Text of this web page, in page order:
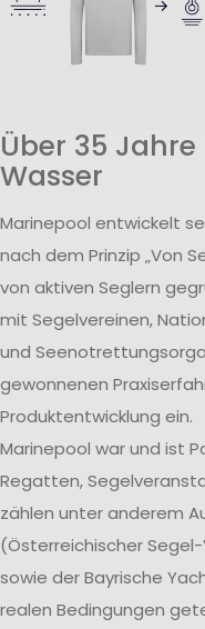
Über 35
Wasser
Marinepool entwickelt
nach dem Prinzip „Von
von aktiven Seglern
mit Segelvereinen,
und
gewonnenen
Produktentwicklung ein.
Marinepool war und ist
Regatten,
zählen unter anderem
(Österreichischer
sowie der Bayrische
realen Bedingungen